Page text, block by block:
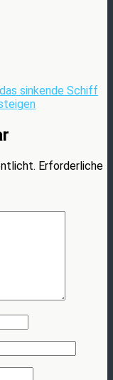
sinkende Schiff
Erforderliche